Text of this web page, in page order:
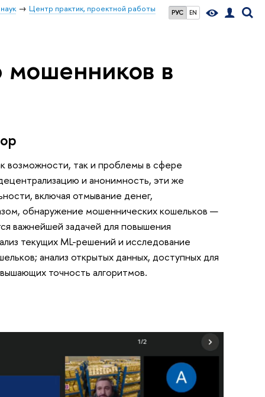
РУС EN
Центр практик, проектной работы
в
возможности, так и проблемы в сфере
и анонимность, эти же
включая отмывание денег,
обнаружение мошеннических кошельков —
важнейшей задачей для повышения
текущих ML-решений и исследование
анализ открытых данных, доступных для
точность алгоритмов.